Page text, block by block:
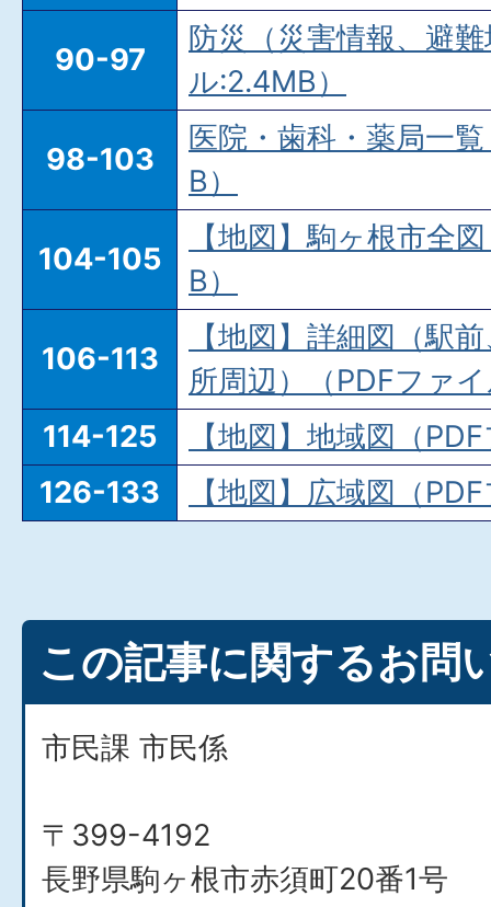
90-97
防災（災害情報、避
ル:2.4MB）
98-103
医院・歯科・薬局一
B）
104-105
【地図】駒ヶ根市全
B）
106-113
【地図】詳細図（駅
所周辺）（PDFファ
114-125
【地図】地域図（
126-133
【地図】広域図（
この記事に関するお問
市民課 市民係
〒399-4192
長野県駒ヶ根市赤須町20番1号